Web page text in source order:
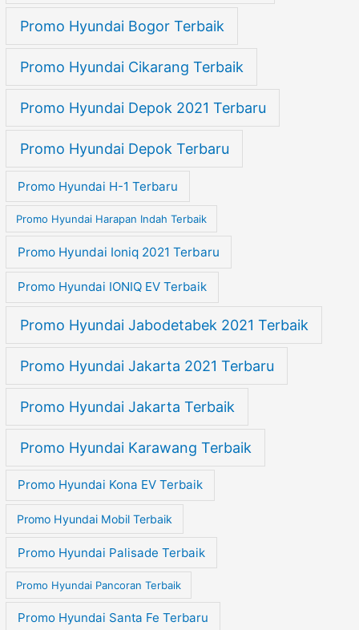
Promo Hyundai Bogor Terbaik
Promo Hyundai Cikarang Terbaik
Promo Hyundai Depok 2021 Terbaru
Promo Hyundai Depok Terbaru
Promo Hyundai H-1 Terbaru
Promo Hyundai Harapan Indah Terbaik
Promo Hyundai Ioniq 2021 Terbaru
Promo Hyundai IONIQ EV Terbaik
Promo Hyundai Jabodetabek 2021 Terbaik
Promo Hyundai Jakarta 2021 Terbaru
Promo Hyundai Jakarta Terbaik
Promo Hyundai Karawang Terbaik
Promo Hyundai Kona EV Terbaik
Promo Hyundai Mobil Terbaik
Promo Hyundai Palisade Terbaik
Promo Hyundai Pancoran Terbaik
Promo Hyundai Santa Fe Terbaru